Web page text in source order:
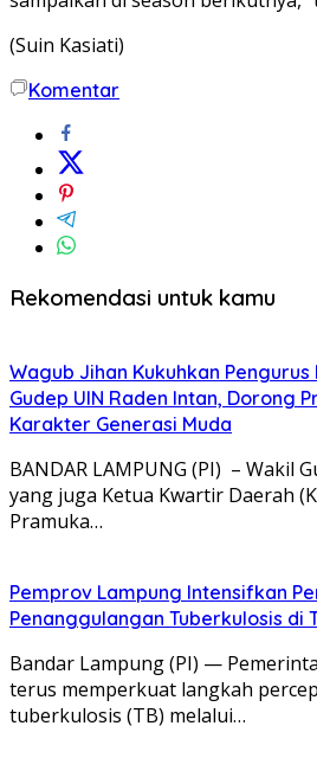
(Suin Kasiati)
Komentar
Rekomendasi untuk kamu
Wagub Jihan Kukuhkan
Gudep UIN Raden Intan, Dorong
Karakter Generasi Muda
BANDAR LAMPUNG (PI) – Wakil
yang juga Ketua Kwartir Daerah
Pramuka…
Pemprov Lampung Intensifkan
Penanggulangan Tuberkulosis di
Bandar Lampung (PI) —
terus memperkuat langkah
tuberkulosis (TB) melalui…